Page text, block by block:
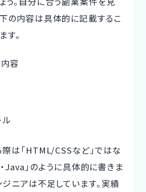
の内容は具体的に記載するこ
す。
容
は「HTML/CSSなど」ではな
Java」のように具体的に書きま
ジニアは不足しています。実績